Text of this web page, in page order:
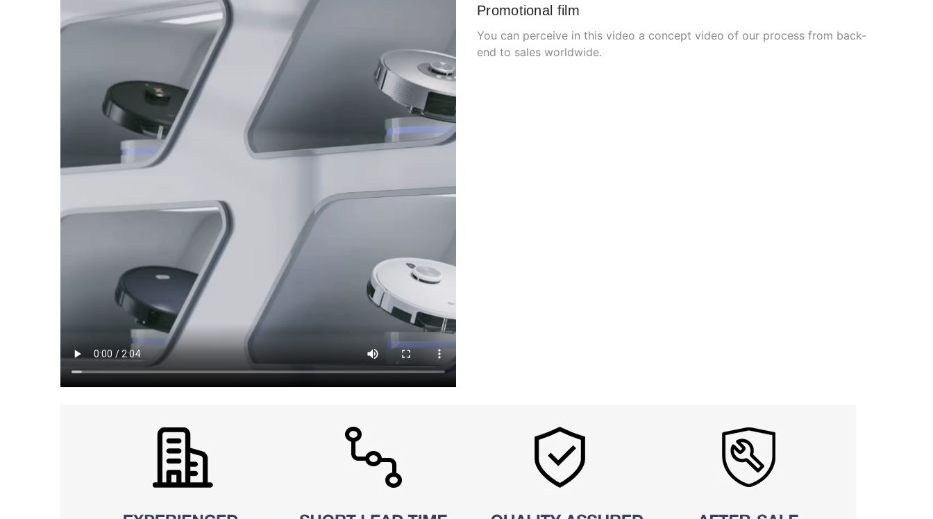
Promotional film
You can perceive in this video a concept video of our process from back-
end to sales worldwide.